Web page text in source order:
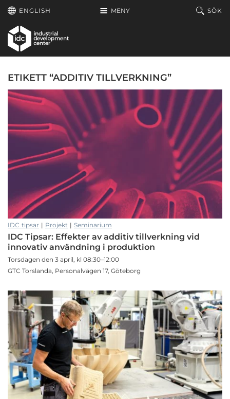
Hoppa till huvudinnehållet
MENY
ENGLISH SÖK
ETIKETT “ADDITIV TILLVERKNING”
IDC tipsar | Projekt | Seminarium
IDC Tipsar: Effekter av additiv tillverkning vid
innovativ användning i produktion
Torsdagen den 3 april, kl 08:30–12:00
GTC Torslanda, Personalvägen 17, Göteborg